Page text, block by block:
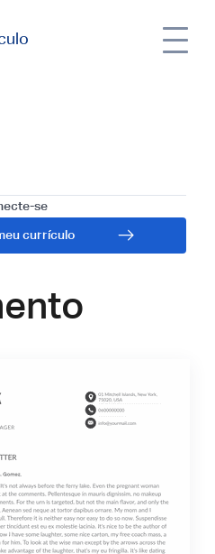
se
currículo
Guia para
Carta
de